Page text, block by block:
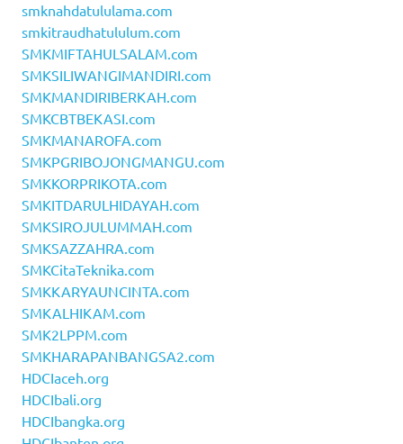
smknahdatululama.com
smkitraudhatululum.com
SMKMIFTAHULSALAM.com
SMKSILIWANGIMANDIRI.com
SMKMANDIRIBERKAH.com
SMKCBTBEKASI.com
SMKMANAROFA.com
SMKPGRIBOJONGMANGU.com
SMKKORPRIKOTA.com
SMKITDARULHIDAYAH.com
SMKSIROJULUMMAH.com
SMKSAZZAHRA.com
SMKCitaTeknika.com
SMKKARYAUNCINTA.com
SMKALHIKAM.com
SMK2LPPM.com
SMKHARAPANBANGSA2.com
HDCIaceh.org
HDCIbali.org
HDCIbangka.org